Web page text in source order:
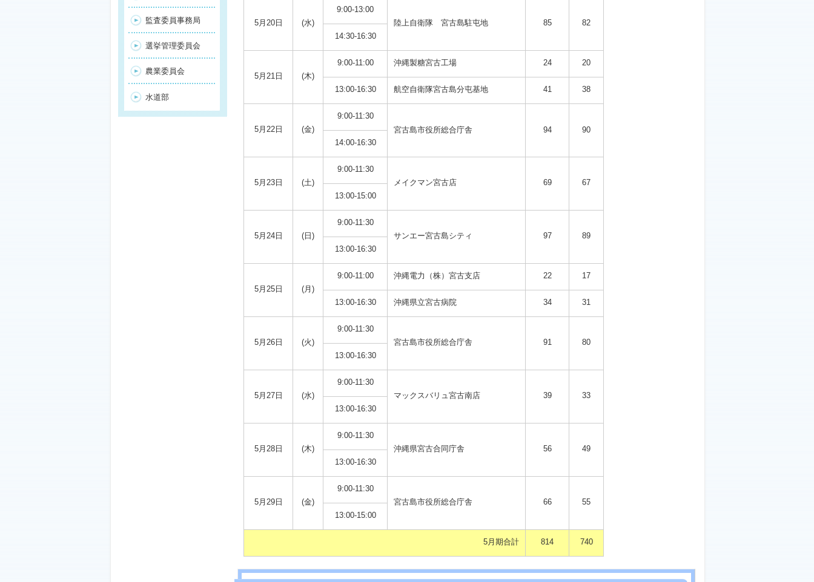
5月20日 (水)
9:00-13:00
陸上自衛隊 宮古島駐屯地
85
82
14:30-16:30
5月21日 (木)
9:00-11:00 沖縄製糖宮古工場 24 20
13:00-16:30 航空自衛隊宮古島分屯基地 41 38
5月22日 (金)
9:00-11:30
宮古島市役所総合庁舎
94
90
14:00-16:30
5月23日 (土)
9:00-11:30
メイクマン宮古店
69
67
13:00-15:00
5月24日 (日)
9:00-11:30
サンエー宮古島シティ
97
89
13:00-16:30
5月25日 (月)
9:00-11:00 沖縄電力（株）宮古支店 22 17
13:00-16:30 沖縄県立宮古病院 34 31
5月26日 (火)
9:00-11:30
宮古島市役所総合庁舎
91
80
13:00-16:30
5月27日 (水)
9:00-11:30
マックスバリュ宮古南店
39
33
13:00-16:30
5月28日 (木)
9:00-11:30
沖縄県宮古合同庁舎
56
49
13:00-16:30
5月29日 (金)
9:00-11:30
宮古島市役所総合庁舎
66
55
13:00-15:00
5月期合計 814 740
監査委員事務局
選挙管理委員会
農業委員会
水道部